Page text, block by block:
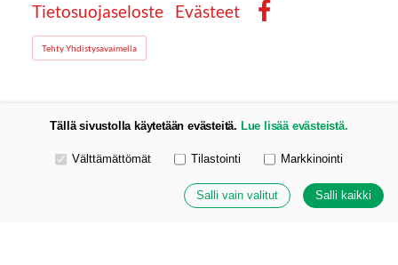
Tietosuojaseloste
Evästeet
Tehty Yhdistysavaimella
Tällä sivustolla käytetään evästeitä. Lue lisää evästeistä.
Valitse käytettävät evästeet
Välttämättömät Tilastointi Markkinointi
Salli vain valitut Salli kaikki